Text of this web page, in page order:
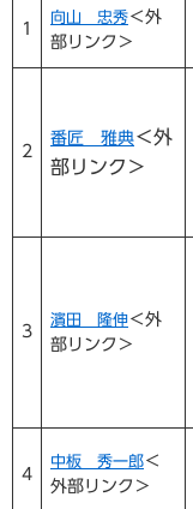
1
向山 忠秀＜外
部リンク＞
2
番匠 雅典＜外
部リンク＞
3
濱田 隆伸＜外
部リンク＞
4
中板 秀一郎＜
外部リンク＞